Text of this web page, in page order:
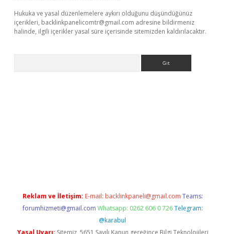
Hukuka ve yasal düzenlemelere aykırı olduğunu düşündüğünüz
içerikleri, backlinkpanelicomtr@gmail.com adresine bildirmeniz
halinde, ilgili içerikler yasal süre içerisinde sitemizden kaldırılacaktır.
Reklam ve İletişim: E-mail: backlinkpaneli@gmail.com Teams:
forumhizmeti@gmail.com Whatsapp: 0262 606 0 726 Telegram:
@karabul
Yasal Uyarı: Sitemiz, 5651 Sayılı Kanun gereğince Bilgi Teknolojileri